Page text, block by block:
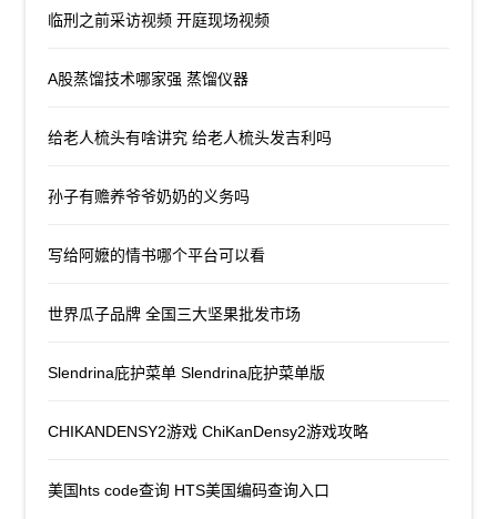
临刑之前采访视频 开庭现场视频
A股蒸馏技术哪家强 蒸馏仪器
给老人梳头有啥讲究 给老人梳头发吉利吗
孙子有赡养爷爷奶奶的义务吗
写给阿嬷的情书哪个平台可以看
世界瓜子品牌 全国三大坚果批发市场
Slendrina庇护菜单 Slendrina庇护菜单版
CHIKANDENSY2游戏 ChiKanDensy2游戏攻略
美国hts code查询 HTS美国编码查询入口